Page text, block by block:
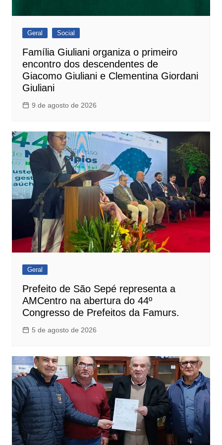
Geral Social
Família Giuliani organiza o primeiro
encontro dos descendentes de
Giacomo Giuliani e Clementina Giordani
Giuliani
9 de agosto de 2026
Geral
Prefeito de São Sepé representa a
AMCentro na abertura do 44º
Congresso de Prefeitos da Famurs.
5 de agosto de 2026